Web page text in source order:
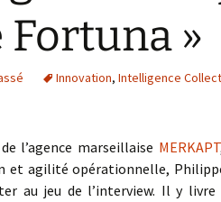
Fortuna »
Innovation, Intelligence
l’agence marseillaise MERKAPT
et agilité opérationnelle,
au jeu de l’interview. Il y